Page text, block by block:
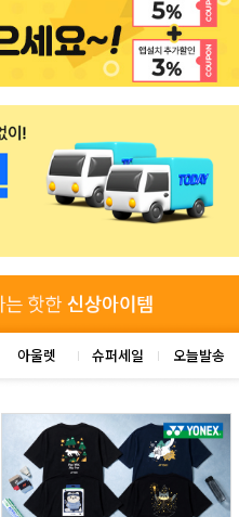
아울렛 슈퍼세일 오늘발송